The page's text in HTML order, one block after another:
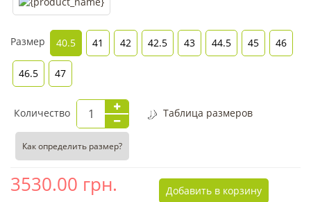
Размер 40.5 41 42 42.5 43 44.5 45 46
46.5 47
Количество Таблица размеров
Как определить размер?
3530.00 грн. Добавить в корзину